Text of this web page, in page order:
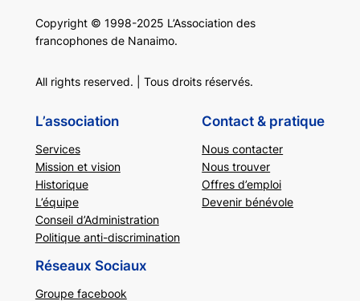
Copyright © 1998-2025 L’Association des
francophones de Nanaimo.
All rights reserved. | Tous droits réservés.
L’association
Services
Mission et vision
Historique
L’équipe
Conseil d’Administration
Politique anti-discrimination
Contact & pratique
Nous contacter
Nous trouver
Offres d’emploi
Devenir bénévole
Réseaux Sociaux
Groupe facebook